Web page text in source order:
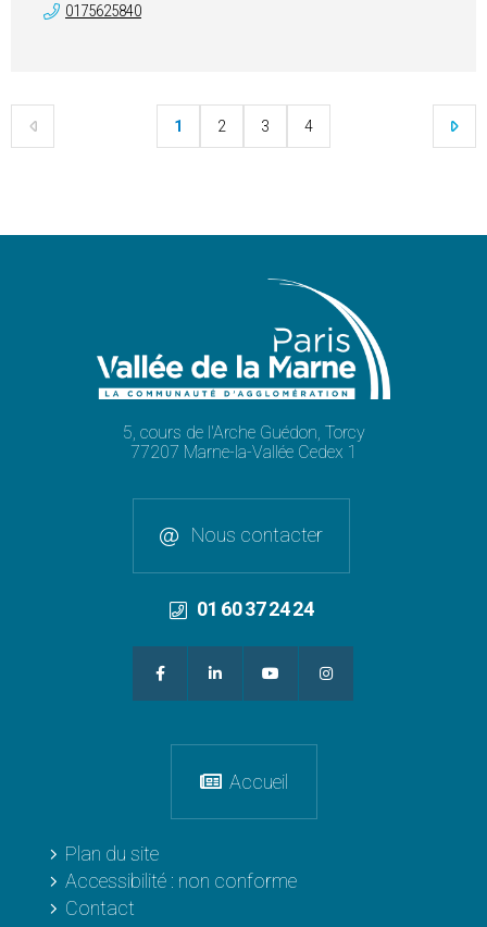
0175625840
1 2 3 4
5, cours de l'Arche Guédon, Torcy
77207 Marne-la-Vallée Cedex 1
Nous contacter
01 60 37 24 24
Accueil
Plan du site
Accessibilité : non conforme
Contact